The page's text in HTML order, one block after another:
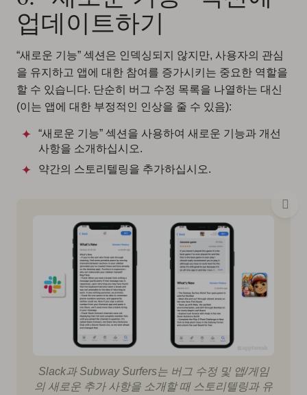
업데이트하기
“새로운 기능” 섹션은 인덱싱되지 않지만, 사용자의 관심
을 유지하고 앱에 대한 참여를 증가시키는 중요한 역할을
할 수 있습니다. 단순히 버그 수정 목록을 나열하는 대신
(이는 앱에 대한 부정적인 인상을 줄 수 있음):
“새로운 기능” 섹션을 사용하여 새로운 기능과 개선
사항을 소개하십시오.
약간의 스토리텔링을 추가하십시오.
Slack과 Subway Surfers는 버그 수정 및 앱/게임
의 새로운 추가 사항을 소개할 때 스토리텔링과 유